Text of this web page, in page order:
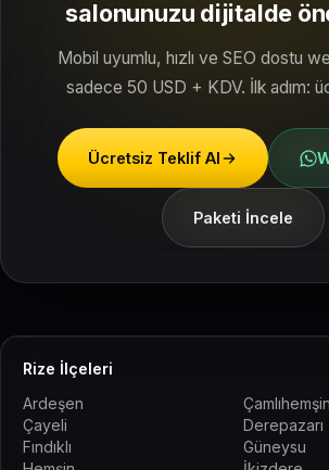
salonunuzu dijitalde
Mobil uyumlu, hızlı ve SEO dostu
sadece 50 USD + KDV. İlk adım:
Ücretsiz Teklif Al
Paketi İncele
Rize İlçeleri
Ardeşen
Çamlıhemşin
Çayeli
Derepazarı
Fındıklı
Güneysu